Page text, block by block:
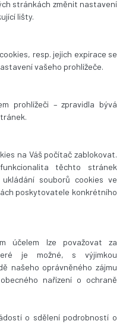
stránkách změnit nastavení
lišty.
resp. jejich expirace se
vašeho prohlížeče.
prohlížeči – zpravidla bývá
na Váš počítač zablokovat.
těchto stránek
souborů cookies ve
poskytovatele konkrétního
účelem lze považovat za
je možné, s výjimkou
našeho oprávněného zájmu
nařízení o ochraně
o sdělení podrobností o